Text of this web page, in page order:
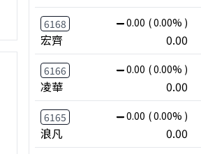
6168 0.00 ( 0.00% )
宏齊 0.00
6166 0.00 ( 0.00% )
凌華 0.00
6165 0.00 ( 0.00% )
浪凡 0.00